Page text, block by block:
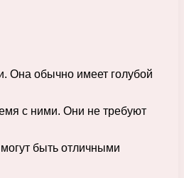
Она обычно имеет голубой
с ними. Они не требуют
быть отличными